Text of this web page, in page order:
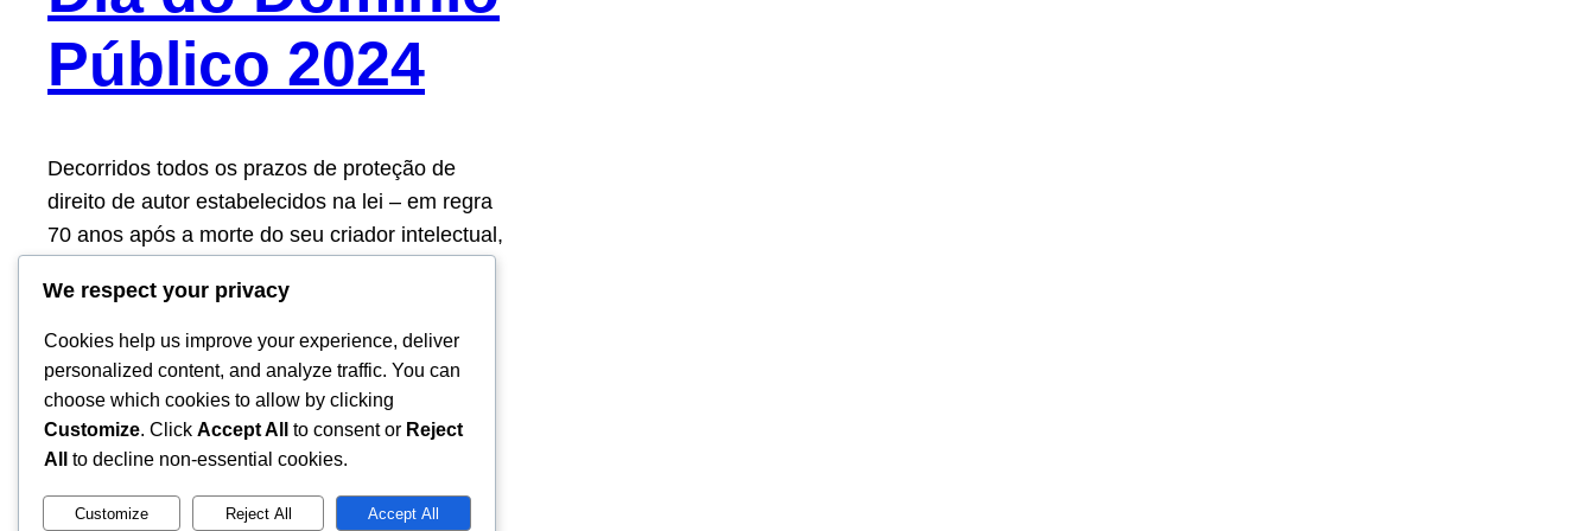
Público 2024
Decorridos todos os prazos de proteção de
direito de autor estabelecidos na lei – em regra
70 anos após a morte do seu criador intelectual,
seja desconhecido – diz-se que uma obra cai
em domínio público. Isto significa que os
direitos patrimoniais da obra cessam,…
01/01/2024
We respect your privacy
Cookies help us improve your experience, deliver
personalized content, and analyze traffic. You can
choose which cookies to allow by clicking
Customize. Click Accept All to consent or Reject
All
to decline non-essential cookies.
Customize Reject All Accept All